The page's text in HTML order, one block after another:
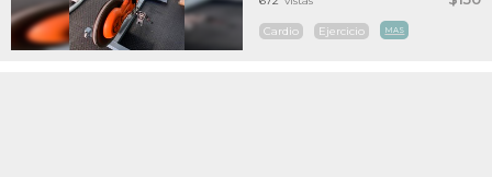
Cardio Ejercicio MAS